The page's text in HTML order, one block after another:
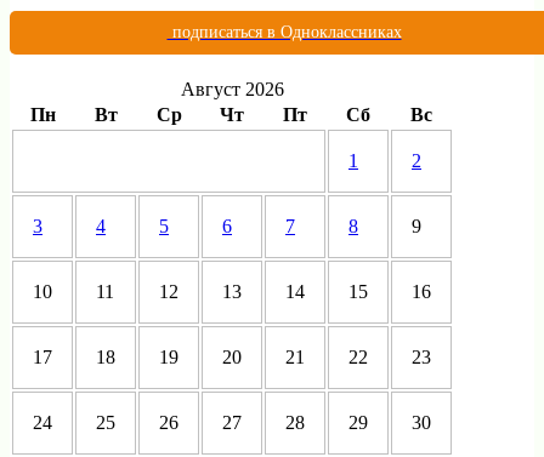
подписаться в Одноклассниках
Август 2026
Пн
Вт Ср Чт Пт Сб Вс
1 2
3 4 5 6 7 8 9
10 11 12 13 14 15 16
17 18 19 20 21 22 23
24 25 26 27 28 29 30